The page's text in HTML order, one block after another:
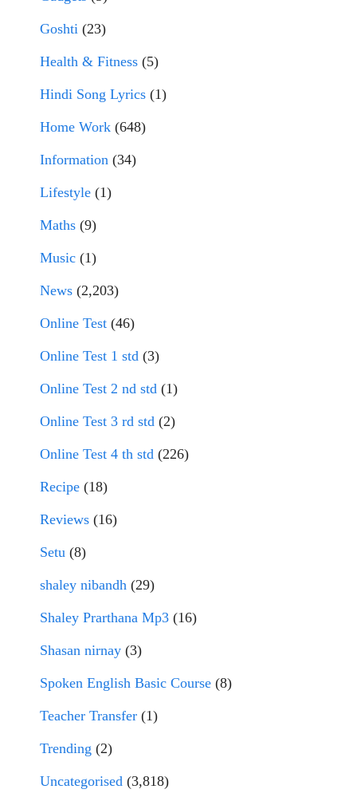
Goshti (23)
Health & Fitness (5)
Hindi Song Lyrics (1)
Home Work (648)
Information (34)
Lifestyle (1)
Maths (9)
Music (1)
News (2,203)
Online Test (46)
Online Test 1 std (3)
Online Test 2 nd std (1)
Online Test 3 rd std (2)
Online Test 4 th std (226)
Recipe (18)
Reviews (16)
Setu (8)
shaley nibandh (29)
Shaley Prarthana Mp3 (16)
Shasan nirnay (3)
Spoken English Basic Course (8)
Teacher Transfer (1)
Trending (2)
Uncategorised (3,818)